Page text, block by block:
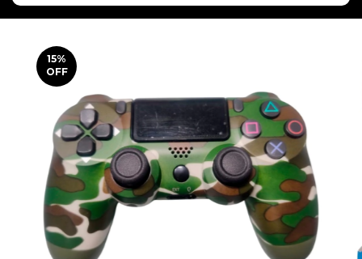
15%
OFF